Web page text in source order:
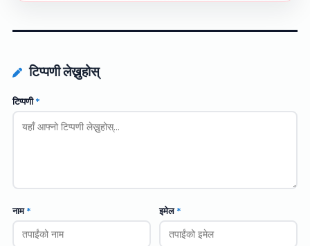
टिप्पणी लेख्नुहोस्
टिप्पणी*
नाम* इमेल*